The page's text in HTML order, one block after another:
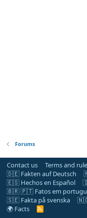
Forums
Contact us Terms and
🇩🇪 Fakten auf Deutsch
🇪🇸 Hechos en Español
🇧🇷 🇵🇹 Fatos em
🇸🇪 Fakta på svenska
🇳🇴
🌍 Facts
R